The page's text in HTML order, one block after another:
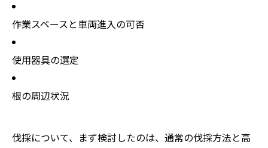
作業スペースと車両進入の可否
使用器具の選定
根の周辺状況
伐採について、まず検討したのは、通常の伐採方法と高